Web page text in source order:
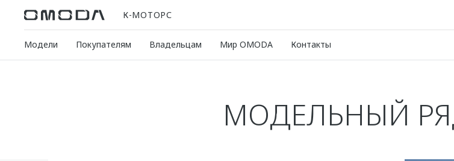
К-МОТОРС
Модели Покупателям Владельцам Мир OMODA Контакты
МОДЕЛЬНЫЙ